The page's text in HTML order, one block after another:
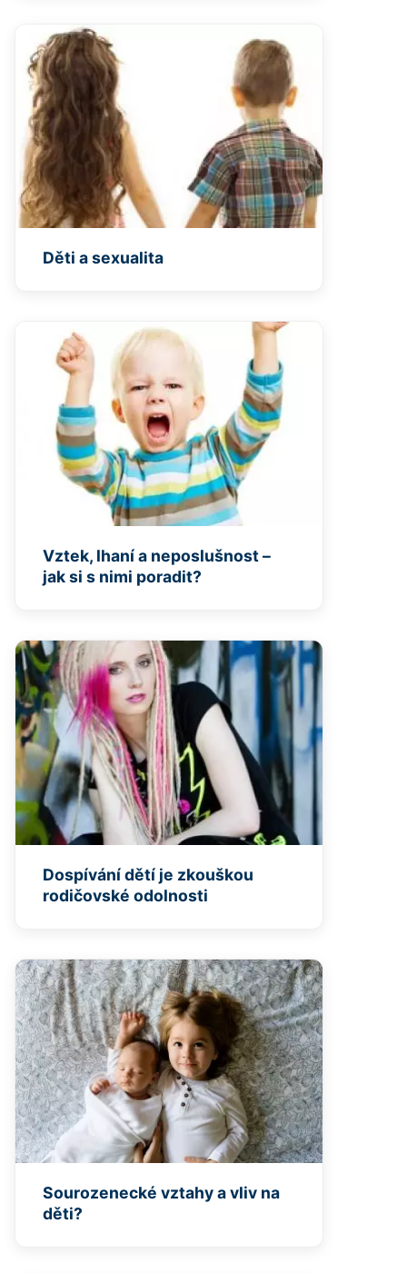
Děti a sexualita
Vztek, lhaní a neposlušnost –
jak si s nimi poradit?
Dospívání dětí je zkouškou
rodičovské odolnosti
Sourozenecké vztahy a vliv na
děti?